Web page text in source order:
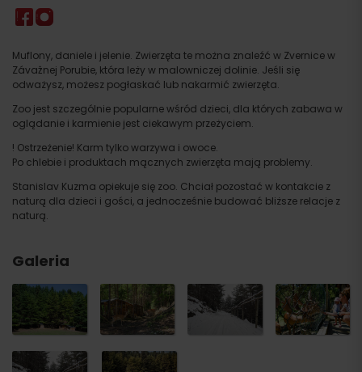
Muflony, daniele i jelenie. Zwierzęta te można znaleźć w Zvernice w
Závažnej Porubie, która leży w malowniczej dolinie. Jeśli się
odważysz, możesz pogłaskać lub nakarmić zwierzęta.
Zoo jest szczególnie popularne wśród dzieci, dla których zabawa w
oglądanie i karmienie jest ciekawym przeżyciem.
! Ostrzeżenie! Karm tylko warzywa i owoce.
Po chlebie i produktach mącznych zwierzęta mają problemy.
Stanislav Kuzma opiekuje się zoo. Chciał pozostać w kontakcie z
naturą dla dzieci i gości, a jednocześnie budować bliższe relacje z
naturą.
Galeria